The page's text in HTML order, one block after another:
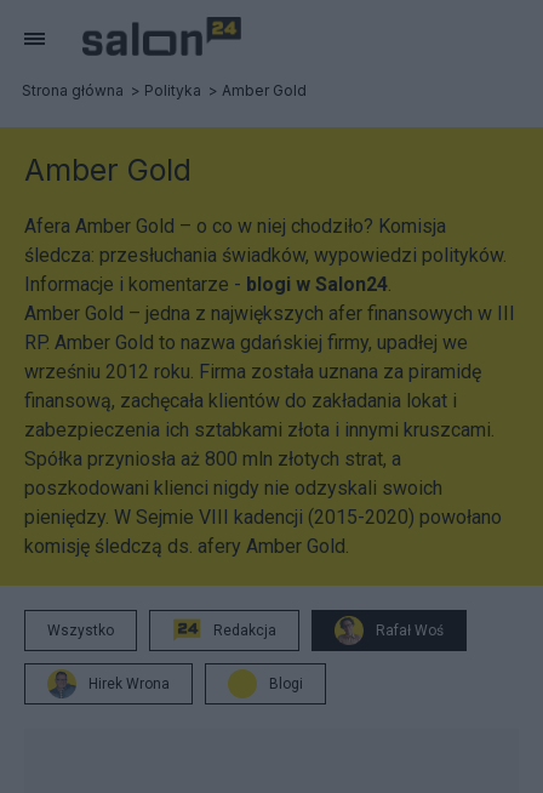
Strona główna Polityka Amber Gold
Amber Gold
Afera Amber Gold – o co w niej chodziło? Komisja
śledcza: przesłuchania świadków, wypowiedzi polityków.
Informacje i komentarze - blogi w Salon24.
Amber Gold – jedna z największych afer finansowych w III
RP. Amber Gold to nazwa gdańskiej firmy, upadłej we
wrześniu 2012 roku. Firma została uznana za piramidę
finansową, zachęcała klientów do zakładania lokat i
zabezpieczenia ich sztabkami złota i innymi kruszcami.
Spółka przyniosła aż 800 mln złotych strat, a
poszkodowani klienci nigdy nie odzyskali swoich
pieniędzy. W Sejmie VIII kadencji (2015-2020) powołano
komisję śledczą ds. afery Amber Gold.
Wszystko Redakcja Rafał Woś
Hirek Wrona Blogi